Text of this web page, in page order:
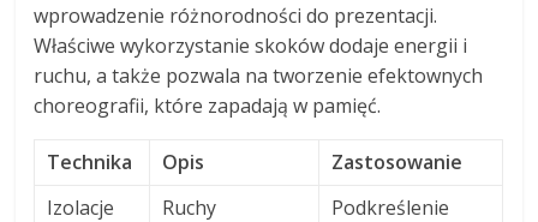
wprowadzenie różnorodności do prezentacji.
Właściwe wykorzystanie skoków dodaje energii i
ruchu, a także pozwala na tworzenie efektownych
choreografii, które zapadają w pamięć.
Technika Opis
Zastosowanie
Izolacje
Ruchy
Podkreślenie